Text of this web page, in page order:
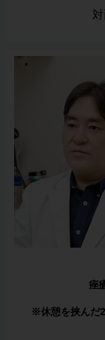
痤
※休憩を挟んだ